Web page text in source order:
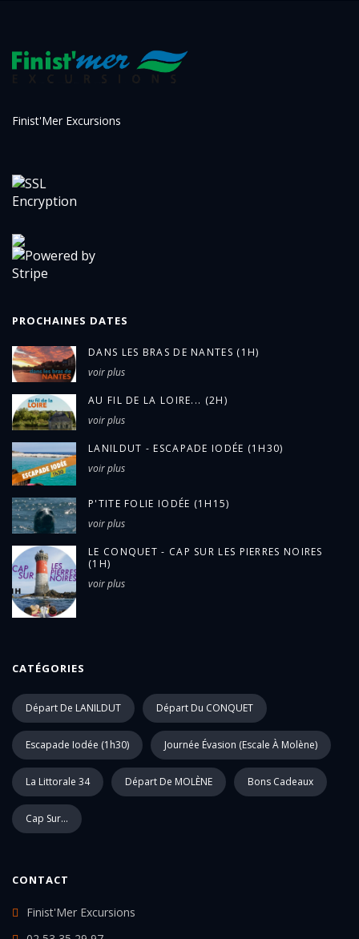
ou avec remboursement de la différence s'il s'agit
d'une excursion de moindre durée).
- Transformation en avoir valable 18 mois.
Clause pandémie :
bénéficieront d'un avoir correspondant au montant
Finist'Mer Excursions
PROCHAINES DATES
DANS LES BRAS DE NANTES (1H)
voir plus
AU FIL DE LA LOIRE... (2H)
voir plus
LANILDUT - ESCAPADE IODÉE (1H30)
voir plus
P'TITE FOLIE IODÉE (1H15)
voir plus
LE CONQUET - CAP SUR LES PIERRES NOIRES
(1H)
voir plus
CATÉGORIES
Départ De LANILDUT Départ Du CONQUET
Escapade Iodée (1h30) Journée Évasion (escale À Molène)
La Littorale 34 Départ De MOLÈNE Bons Cadeaux
Cap Sur...
CONTACT
Finist'Mer Excursions